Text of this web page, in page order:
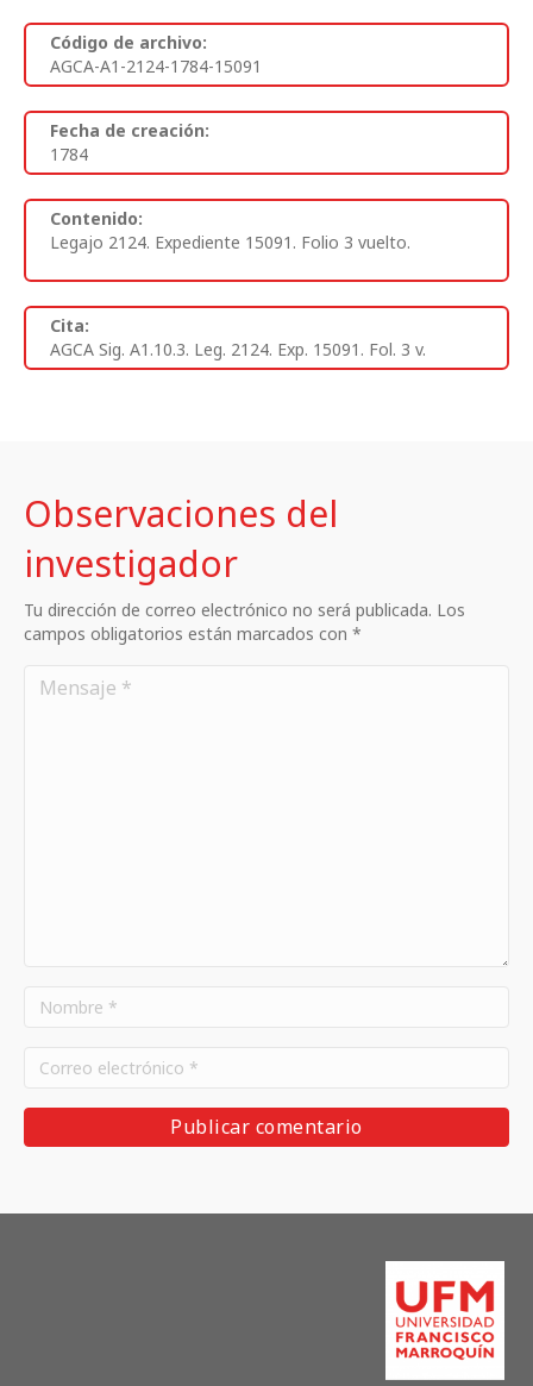
Código de archivo:
AGCA-A1-2124-1784-15091
Fecha de creación:
1784
Contenido:
Legajo 2124. Expediente 15091. Folio 3 vuelto.
Cita:
AGCA Sig. A1.10.3. Leg. 2124. Exp. 15091. Fol. 3 v.
Observaciones del
investigador
Tu dirección de correo electrónico no será publicada. Los
campos obligatorios están marcados con *